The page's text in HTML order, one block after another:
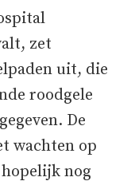
zet
uit, die
roodgele
De
wachten op
nog